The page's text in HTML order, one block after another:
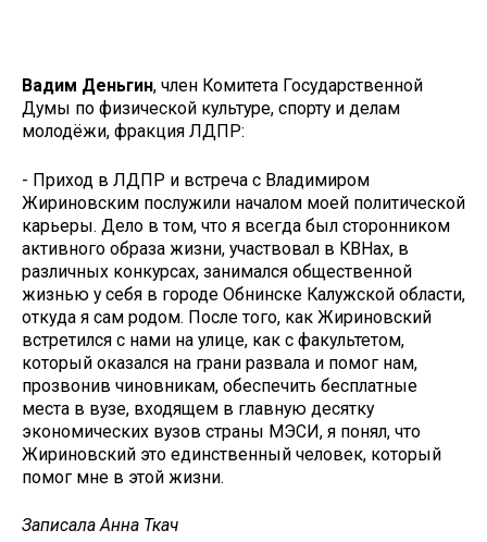
Вадим Деньгин, член Комитета Государственной
Думы по физической культуре, спорту и делам
молодёжи, фракция ЛДПР:
- Приход в ЛДПР и встреча с Владимиром
Жириновским послужили началом моей политической
карьеры. Дело в том, что я всегда был сторонником
активного образа жизни, участвовал в КВНах, в
различных конкурсах, занимался общественной
жизнью у себя в городе Обнинске Калужской области,
откуда я сам родом. После того, как Жириновский
встретился с нами на улице, как с факультетом,
который оказался на грани развала и помог нам,
прозвонив чиновникам, обеспечить бесплатные
места в вузе, входящем в главную десятку
экономических вузов страны МЭСИ, я понял, что
Жириновский это единственный человек, который
помог мне в этой жизни.
Записала Анна Ткач